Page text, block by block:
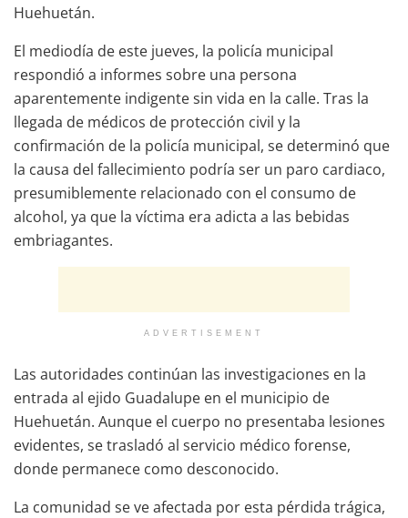
Huehuetán.
El mediodía de este jueves, la policía municipal
respondió a informes sobre una persona
aparentemente indigente sin vida en la calle. Tras la
llegada de médicos de protección civil y la
confirmación de la policía municipal, se determinó que
la causa del fallecimiento podría ser un paro cardiaco,
presumiblemente relacionado con el consumo de
alcohol, ya que la víctima era adicta a las bebidas
embriagantes.
ADVERTISEMENT
Las autoridades continúan las investigaciones en la
entrada al ejido Guadalupe en el municipio de
Huehuetán. Aunque el cuerpo no presentaba lesiones
evidentes, se trasladó al servicio médico forense,
donde permanece como desconocido.
La comunidad se ve afectada por esta pérdida trágica,